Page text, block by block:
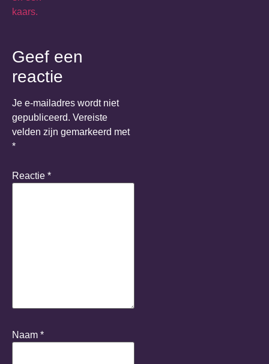
Geef een
reactie
Je e-mailadres wordt niet
gepubliceerd. Vereiste
velden zijn gemarkeerd met
*
Reactie *
Naam *